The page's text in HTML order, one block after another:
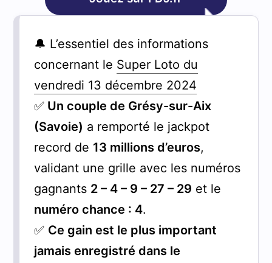
🔔 L’essentiel des informations
concernant le Super Loto du
vendredi 13 décembre 2024
✅Un couple de Grésy-sur-Aix
(Savoie) a remporté le jackpot
record de 13 millions d’euros,
validant une grille avec les numéros
gagnants 2 – 4 – 9 – 27 – 29 et le
numéro chance : 4.
✅ Ce gain est le plus important
jamais enregistré dans le